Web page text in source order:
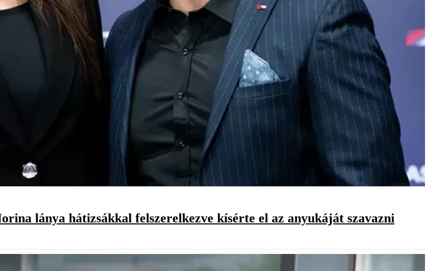
lánya hátizsákkal felszerelkezve kísérte el az anyukáját szavazni